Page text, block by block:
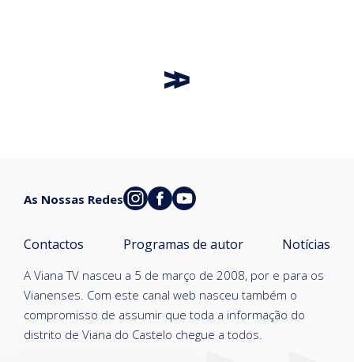
A Viana TV nasceu a 5 de março de 2008, por e para os
Vianenses. Com este canal web nasceu também o
compromisso de assumir que toda a informação do
distrito de Viana do Castelo chegue a todos.
Contactos Programas de autor Notícias
As Nossas Redes